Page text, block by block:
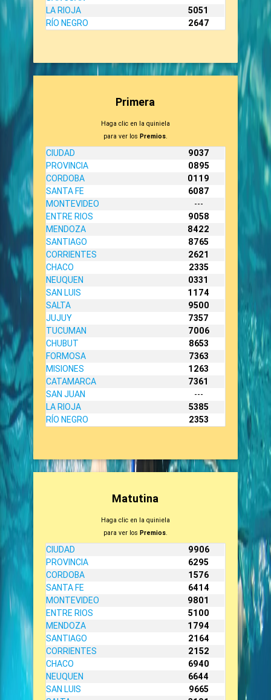
LA RIOJA
5051
RÍO NEGRO
2647
Primera
Haga clic en la quiniela
para ver los Premios.
CIUDAD
9037
PROVINCIA
0895
CORDOBA
0119
SANTA FE
6087
MONTEVIDEO
---
ENTRE RIOS
9058
MENDOZA
8422
SANTIAGO
8765
CORRIENTES
2621
CHACO
2335
NEUQUEN
0331
SAN LUIS
1174
SALTA
9500
JUJUY
7357
TUCUMAN
7006
CHUBUT
8653
FORMOSA
7363
MISIONES
1263
CATAMARCA
7361
SAN JUAN
---
LA RIOJA
5385
RÍO NEGRO
2353
Matutina
Haga clic en la quiniela
para ver los Premios.
CIUDAD
9906
PROVINCIA
6295
CORDOBA
1576
SANTA FE
6414
MONTEVIDEO
9801
ENTRE RIOS
5100
MENDOZA
1794
SANTIAGO
2164
CORRIENTES
2152
CHACO
6940
NEUQUEN
6644
SAN LUIS
9665